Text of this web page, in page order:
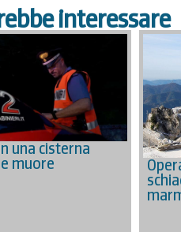
interessare
una cisterna
muore